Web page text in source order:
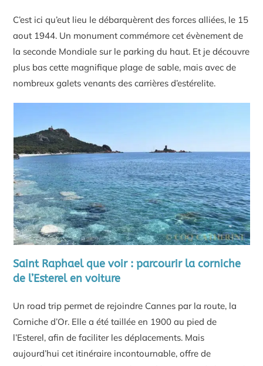
C’est ici qu’eut lieu le débarquèrent des forces alliées, le 15
aout 1944. Un monument commémore cet évènement de
la seconde Mondiale sur le parking du haut. Et je découvre
plus bas cette magnifique plage de sable, mais avec de
nombreux galets venants des carrières d’estérelite.
Saint Raphael que voir : parcourir la corniche
de l’Esterel en voiture
Un road trip permet de rejoindre Cannes par la route, la
Corniche d’Or. Elle a été taillée en 1900 au pied de
l’Esterel, afin de faciliter les déplacements. Mais
aujourd’hui cet itinéraire incontournable, offre de